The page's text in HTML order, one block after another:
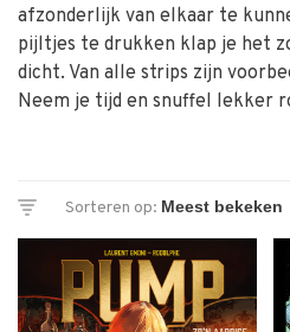
afzonderlijk van elkaar te
pijltjes te drukken klap je het
dicht. Van alle strips zijn
Neem je tijd en snuffel lekker
Sorteren op: